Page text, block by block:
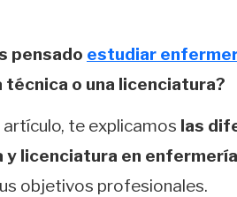
pensado estudiar
técnica o una licenciatura?
artículo, te explicamos las
y licenciatura en enfermería
objetivos profesionales.